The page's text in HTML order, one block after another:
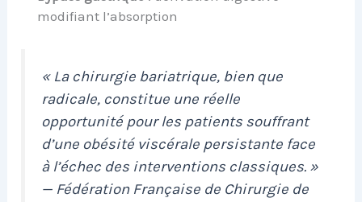
modifiant l’absorption
« La chirurgie bariatrique, bien que
radicale, constitue une réelle
opportunité pour les patients souffrant
d’une obésité viscérale persistante face
à l’échec des interventions classiques. »
— Fédération Française de Chirurgie de